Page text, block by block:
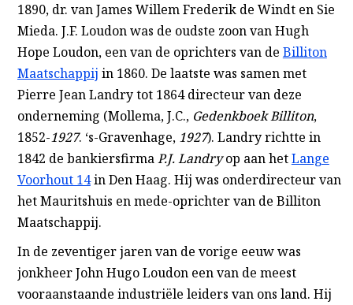
1890, dr. van James Willem Frederik de Windt en Sie
Mieda. J.F. Loudon was de oudste zoon van Hugh
Hope Loudon, een van de oprichters van de Billiton
Maatschappij in 1860. De laatste was samen met
Pierre JeanLandry tot 1864 directeur van deze
onderneming (Mollema, J.C., Gedenkboek Billiton,
1852-1927. ‘s-Gravenhage, 1927). Landry richtte in
1842 de bankiersfirmaP.J. Landryop aan hetLange
Voorhout 14in Den Haag. Hij was onderdirecteur van
het Mauritshuis en mede-oprichter van de Billiton
Maatschappij.
In de zeventiger jaren van de vorige eeuw was
jonkheer John Hugo Loudon een van de meest
vooraanstaande industriële leiders van ons land. Hij